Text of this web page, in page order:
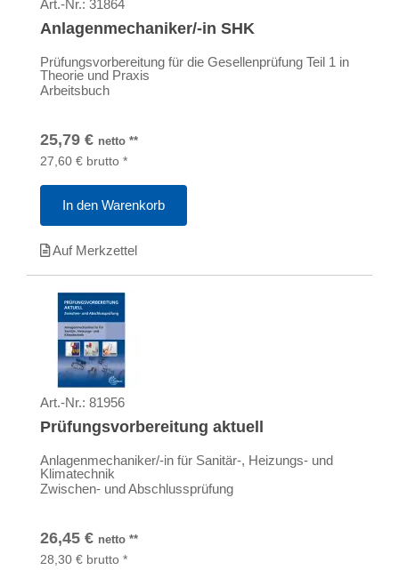
Art.-Nr.: 31864
Anlagenmechaniker/-in SHK
Prüfungsvorbereitung für die Gesellenprüfung Teil 1 in
Theorie und Praxis
Arbeitsbuch
25,79 € netto **
27,60 € brutto *
In den Warenkorb
Auf Merkzettel
Art.-Nr.: 81956
Prüfungsvorbereitung aktuell
Anlagenmechaniker/-in für Sanitär-, Heizungs- und
Klimatechnik
Zwischen- und Abschlussprüfung
26,45 € netto **
28,30 € brutto *